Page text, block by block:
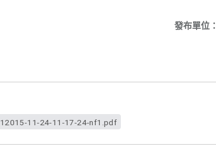
發布單位：
12015-11-24-11-17-24-nf1.pdf